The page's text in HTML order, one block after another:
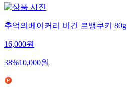
추억의베이커리 비건 르뱅쿠키 80g
16,000원
38%10,000원